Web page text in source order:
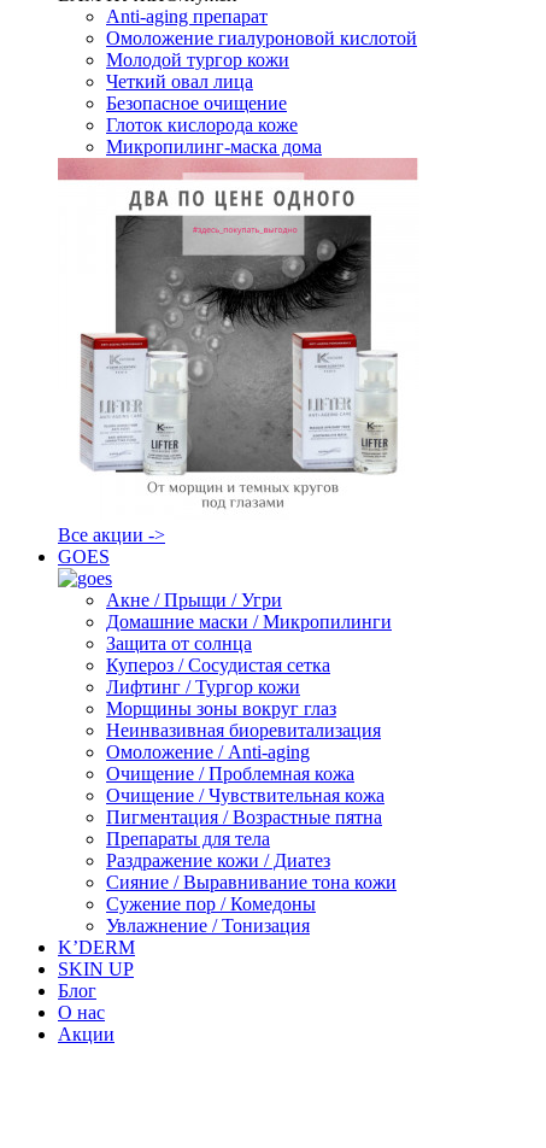
Anti-aging препарат
Омоложение гиалуроновой кислотой
Молодой тургор кожи
Четкий овал лица
Безопасное очищение
Глоток кислорода коже
Микропилинг-маска дома
Все акции ->
GOES
Акне / Прыщи / Угри
Домашние маски / Микропилинги
Защита от солнца
Купероз / Сосудистая сетка
Лифтинг / Тургор кожи
Морщины зоны вокруг глаз
Неинвазивная биоревитализация
Омоложение / Anti-aging
Очищение / Проблемная кожа
Очищение / Чувствительная кожа
Пигментация / Возрастные пятна
Препараты для тела
Раздражение кожи / Диатез
Сияние / Выравнивание тона кожи
Сужение пор / Комедоны
Увлажнение / Тонизация
K’DERM
SKIN UP
Блог
О нас
Акции